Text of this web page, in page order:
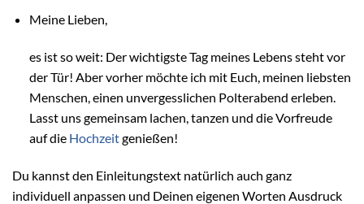
Meine Lieben,
es ist so weit: Der wichtigste Tag meines Lebens steht vor
der Tür! Aber vorher möchte ich mit Euch, meinen liebsten
Menschen, einen unvergesslichen Polterabend erleben.
Lasst uns gemeinsam lachen, tanzen und die Vorfreude
auf die Hochzeitgenießen!
Du kannst den Einleitungstext natürlich auch ganz
individuell anpassen und Deinen eigenen Worten Ausdruck